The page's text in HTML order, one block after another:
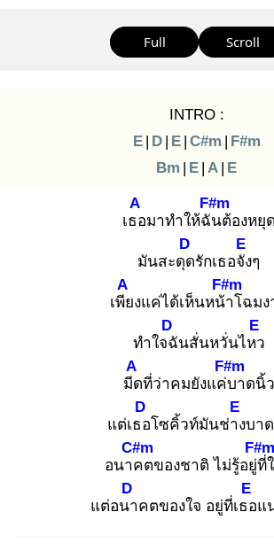
Full Scroll
INTRO :
E | D | E | C#m | F#m
Bm | E | A | E
เธอ
A
มาทำให้ฉัน
F#m
ต้องหยุด
มันสะดุด
D
รักเธอจัง
E
ๆ
เพีย
A
งแค่ได้เห็นหน้า
F#m
โฉมง
ทำใจฉั
D
นสั่นหวั่นไหว
E
มีด
A
ที่ว่าคมยังแค่บ
F#m
าดนิ้ว
แต่เธอ
D
โซคิ้วท์มันช่าง
E
บา
อนาค
C#m
ตของชาติ ไม่รู้อยู่ที่
F#m
แต่อนา
D
คตของใจ อยู่ที่เธอ
E
แ